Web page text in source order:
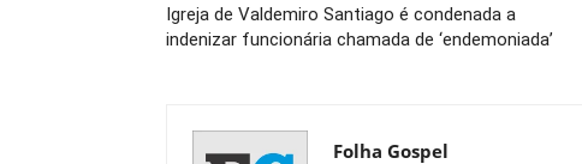
Igreja de Valdemiro Santiago é condenada a
indenizar funcionária chamada de ‘endemoniada’
Folha Gospel